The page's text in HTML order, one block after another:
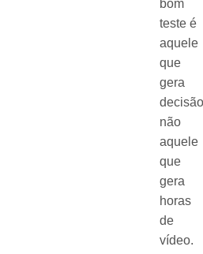
bom
teste é
aquele
que
gera
não
aquele
que
gera
horas
de
vídeo.